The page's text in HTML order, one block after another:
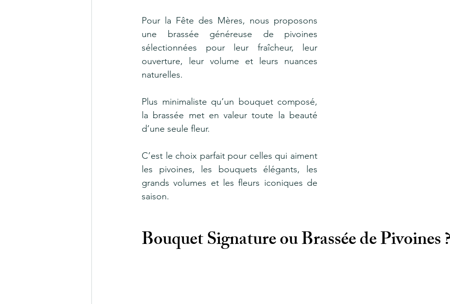
Pour la Fête des Mères, nous proposons
une brassée généreuse de pivoines
sélectionnées pour leur fraîcheur, leur
ouverture, leur volume et leurs nuances
naturelles.
Plus minimaliste qu’un bouquet composé,
la brassée met en valeur toute la beauté
d’une seule fleur.
C’est le choix parfait pour celles qui aiment
les pivoines, les bouquets élégants, les
grands volumes et les fleurs iconiques de
saison.
Bouquet Signature ou Brassée de Pivoines